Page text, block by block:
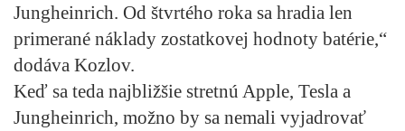
Jungheinrich. Od štvrtého roka sa hradia len
primerané náklady zostatkovej hodnoty batérie,“
dodáva Kozlov.
Keď sa teda najbližšie stretnú Apple, Tesla a
Jungheinrich, možno by sa nemali vyjadrovať